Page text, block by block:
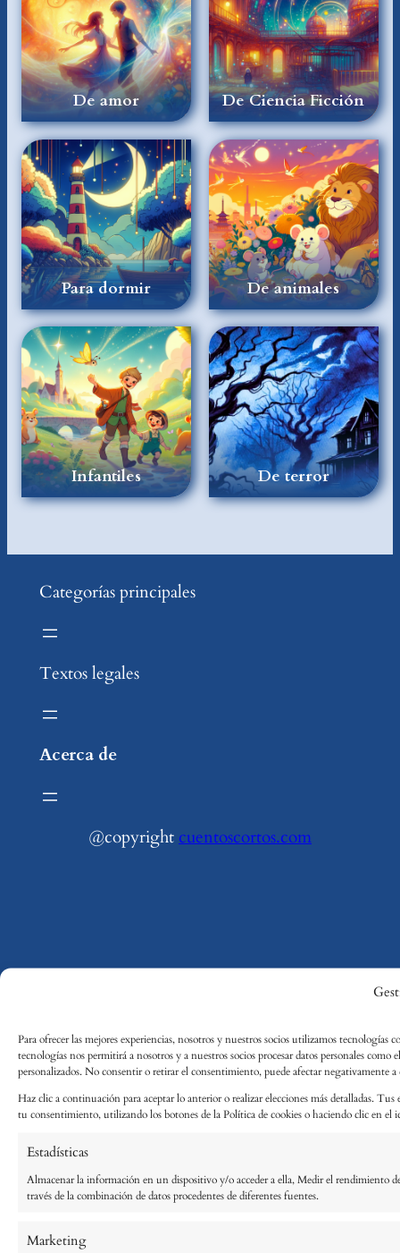
Para ofrecer las mejores experiencias, nosotros y nuestros socios utilizamos tecnologías
tecnologías nos permitirá a nosotros y a nuestros socios procesar datos personales
personalizados. No consentir o retirar el consentimiento, puede afectar negativamente a
Haz clic a continuación para aceptar lo anterior o realizar elecciones más detalladas.
tu consentimiento, utilizando los botones de la Política de cookies o haciendo clic en el
Estadísticas
Almacenar la información en un dispositivo y/o acceder a ella, Medir el rendimiento
través de la combinación de datos procedentes de diferentes fuentes.
Marketing
De amor De Ciencia Ficción
Para dormir De animales
Infantiles De terror
Categorías principales
Textos legales
Acerca de
@copyright cuentoscortos.com